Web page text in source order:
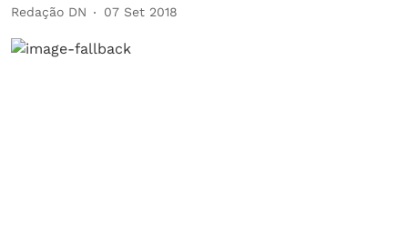
Redação DN 07 Set 2018